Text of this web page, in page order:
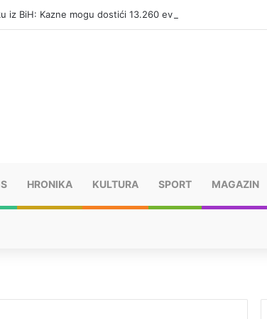
BiH: Kazne mogu dostići 13.260 evra
HRONIKA KULTURA SPORT MAGAZIN